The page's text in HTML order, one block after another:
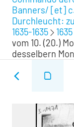
Banners/ [et]
Durchleucht:
1635-1635
1635
vom 10. (20.)
desselbern